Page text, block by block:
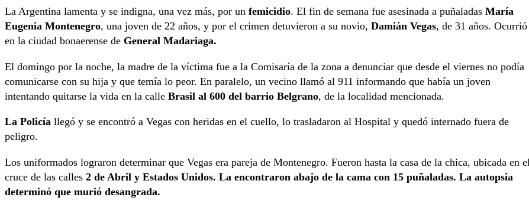
La Argentina lamenta y se indigna, una vez más, por un femicidio. El fin de semana fue asesinada a puñaladas María
Eugenia Montenegro, una joven de 22 años, y por el crimen detuvieron a su novio, Damián Vegas, de 31 años. Ocurrió
en la ciudad bonaerense de General Madariaga.
El domingo por la noche, la madre de la víctima fue a la Comisaría de la zona a denunciar que desde el viernes no podía
comunicarse con su hija y que temía lo peor. En paralelo, un vecino llamó al 911 informando que había un joven
intentando quitarse la vida en la calle Brasil al 600 del barrio Belgrano, de la localidad mencionada.
La Policía llegó y se encontró a Vegas con heridas en el cuello, lo trasladaron al Hospital y quedó internado fuera de
peligro.
Los uniformados lograron determinar que Vegas era pareja de Montenegro. Fueron hasta la casa de la chica, ubicada en el
cruce de las calles 2 de Abril y Estados Unidos. La encontraron abajo de la cama con 15 puñaladas. La autopsia
determinó que murió desangrada.